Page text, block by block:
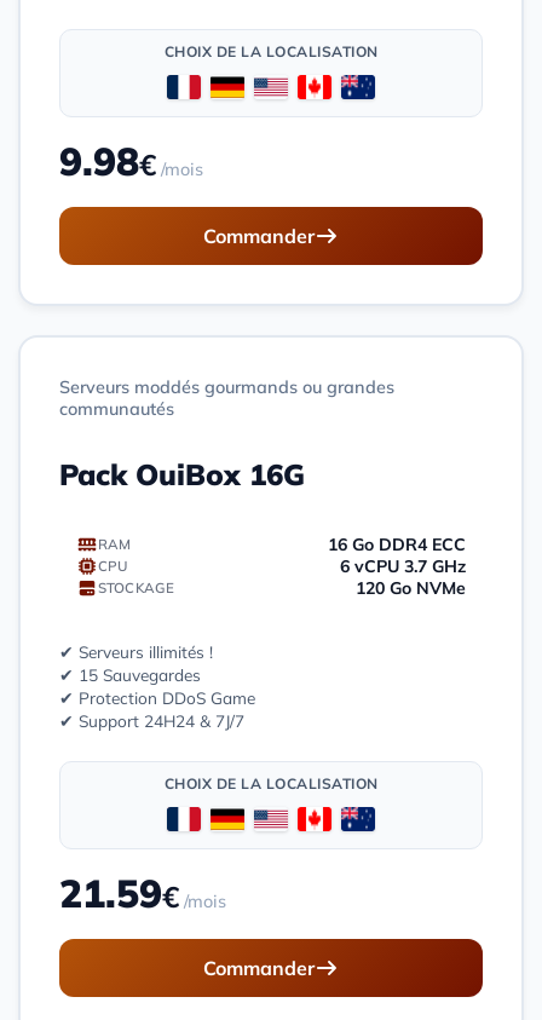
CHOIX DE LA LOCALISATION
9.98€ /mois
Commander
Serveurs moddés gourmands ou grandes
communautés
Pack OuiBox 16G
RAM 16 Go DDR4 ECC
CPU 6 vCPU 3.7 GHz
STOCKAGE 120 Go NVMe
✔ Serveurs illimités !
✔ 15 Sauvegardes
✔ Protection DDoS Game
✔ Support 24H24 & 7J/7
CHOIX DE LA LOCALISATION
21.59€ /mois
Commander